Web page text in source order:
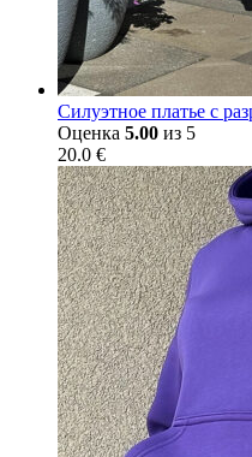
Силуэтное платье с
Оценка 5.00 из 5
20.0 €